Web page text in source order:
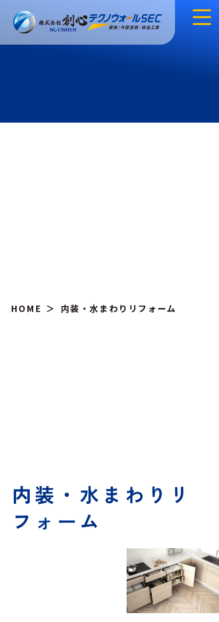
HOME 内装・水まわりリフォーム
内装・水まわりリ
フォーム